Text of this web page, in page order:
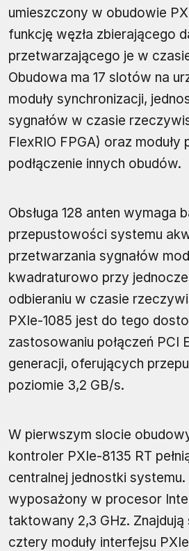
umieszczony w obudowie
funkcję węzła zbierającego
przetwarzającego je w
Obudowa ma 17 slotów na
moduły synchronizacji,
sygnałów w czasie
FlexRIO FPGA) oraz moduły
podłączenie innych obudów.
Obsługa 128 anten wymaga
przepustowości systemu
przetwarzania sygnałów
kwadraturowo przy
odbieraniu w czasie
PXIe-1085 jest do tego
zastosowaniu połączeń PCI
generacji, oferujących
poziomie 3,2 GB/s.
W pierwszym slocie
kontroler PXIe-8135 RT
centralnej jednostki systemu.
wyposażony w procesor
taktowany 2,3 GHz.
cztery moduły interfejsu